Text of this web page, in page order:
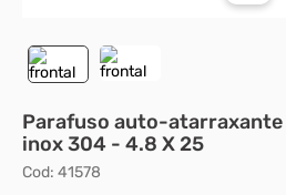
Parafuso auto-
inox 304 - 4.8 X 25
Cod: 41578
5º
arruela
7º
sextavado